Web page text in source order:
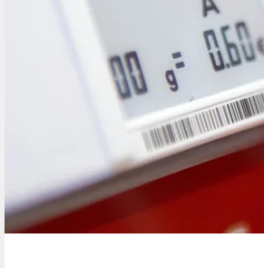
veranstaltungen
unterstützen
abo
genossenschaft